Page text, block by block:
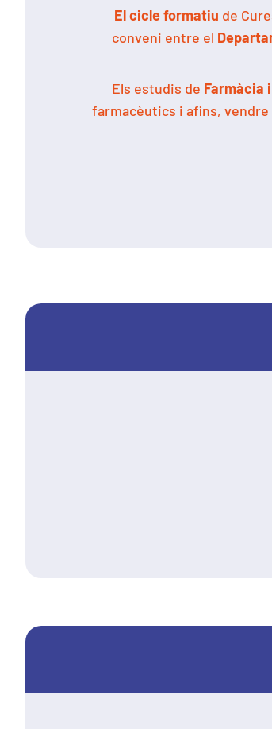
El cicle formatiu de
conveni entre el
Els estudis de Farmàcia
farmacèutics i afins,